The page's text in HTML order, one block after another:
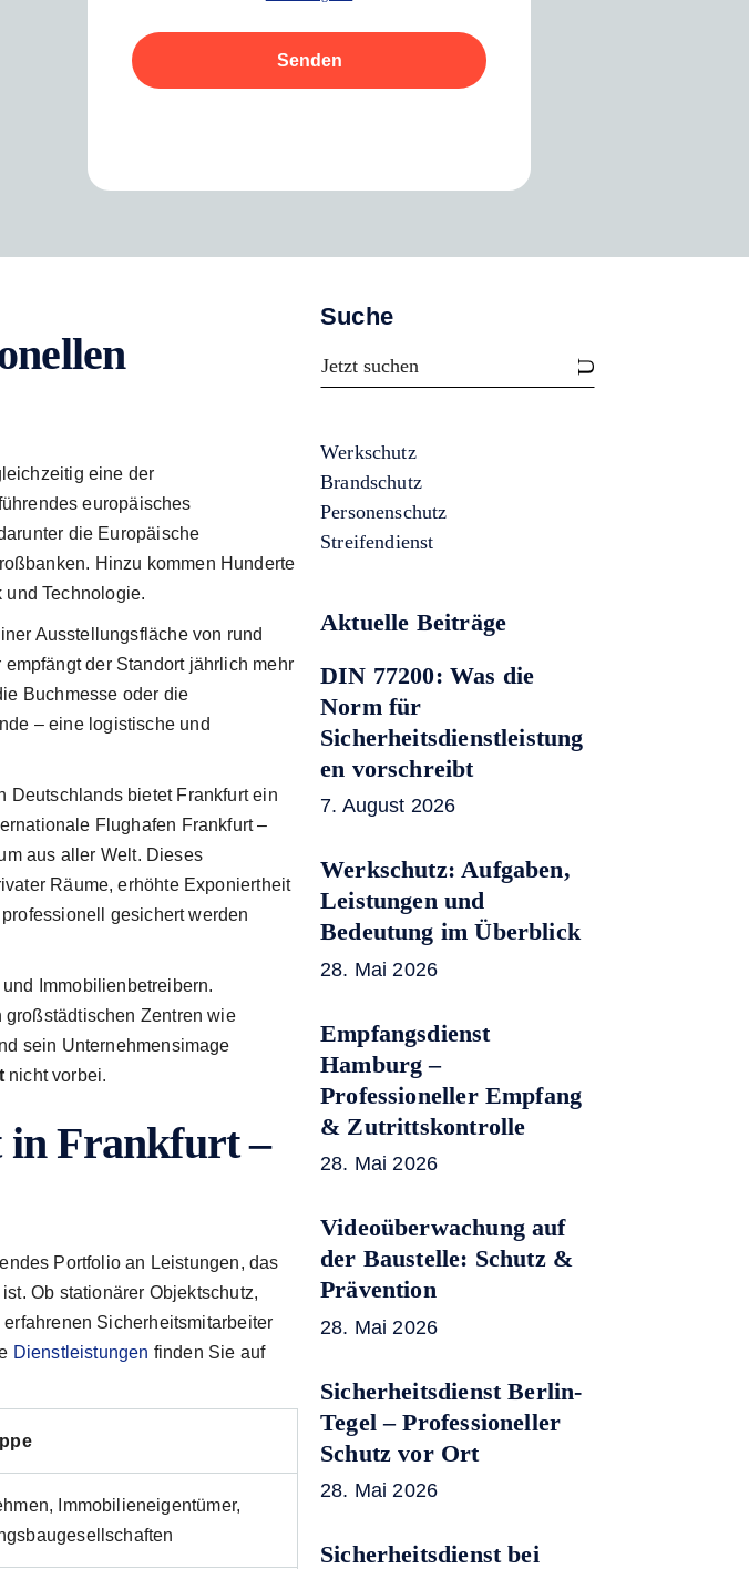
Senden
eine der
europäisches
die Europäische
Hinzu kommen Hunderte
Technologie.
Ausstellungsfläche von rund
der Standort jährlich mehr
Buchmesse oder die
– eine logistische und
Deutschlands bietet Frankfurt ein
Flughafen Frankfurt –
aus aller Welt. Dieses
Räume, erhöhte Exponiertheit
gesichert werden
Immobilienbetreibern.
Zentren wie
sein Unternehmens­image
nicht vorbei.
in Frankfurt –
Portfolio an Leistungen, das
Ob stationärer Objektschutz,
Sicherheitsmitarbeiter
Dienstleistungen finden Sie auf
Immobilieneigentümer,
Suche
Werkschutz
Brandschutz
Personenschutz
Streifendienst
Aktuelle Beiträge
DIN 77200: Was die
Norm für
Sicherheitsdienstleistung
en vorschreibt
7. August 2026
Werkschutz: Aufgaben,
Leistungen und
Bedeutung im Überblick
28. Mai 2026
Empfangsdienst
Hamburg –
Professioneller Empfang
& Zutrittskontrolle
28. Mai 2026
Videoüberwachung auf
der Baustelle: Schutz &
Prävention
28. Mai 2026
Sicherheitsdienst Berlin-
Tegel – Professioneller
Schutz vor Ort
28. Mai 2026
Sicherheitsdienst bei